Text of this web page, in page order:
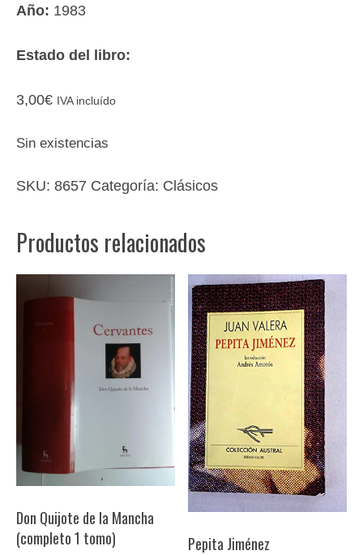
Año: 1983
Estado del libro:
3,00€ IVA incluído
Sin existencias
SKU: 8657 Categoría: Clásicos
Productos relacionados
Don Quijote de la Mancha
(completo 1 tomo)
Pepita Jiménez